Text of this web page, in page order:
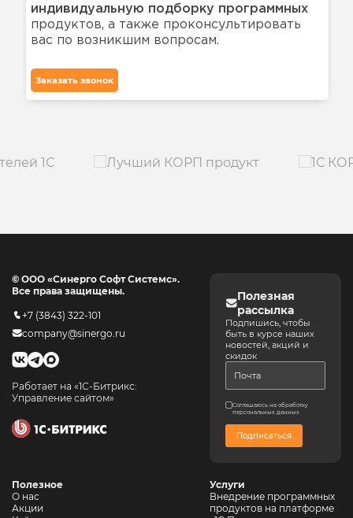
индивидуальную подборку программных
продуктов, а также проконсультировать
вас по возникшим вопросам.
Заказать звонок
© ООО «Синерго Софт Системс».
Все права защищены.
+7 (3843) 322-101
company@sinergo.ru
Работает на «1С-Битрикс:
Управление сайтом»
Полезная
рассылка
Подпишись, чтобы
быть в курсе наших
новостей, акций и
скидок
Соглашаюсь на обработку
персональных данных
Подписаться
Полезное
О нас
Акции
Услуги
Внедрение программных
продуктов на платформе